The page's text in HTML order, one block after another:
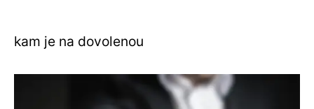
kam je na dovolenou